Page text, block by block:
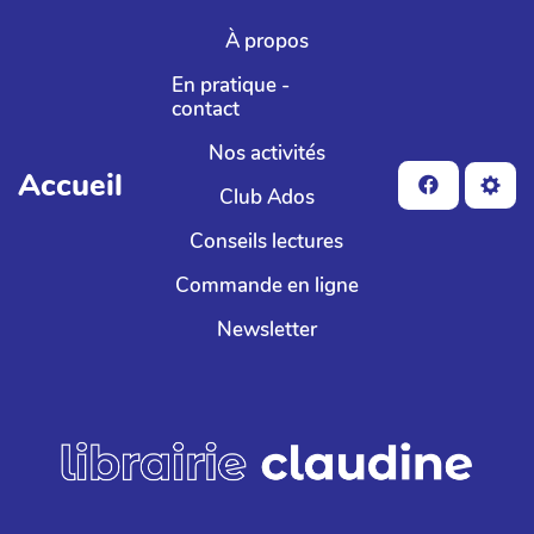
Aller au contenu principal
Accueil
À propos
En pratique -
contact
Nos activités
Club Ados
Conseils lectures
Commande en ligne
Newsletter